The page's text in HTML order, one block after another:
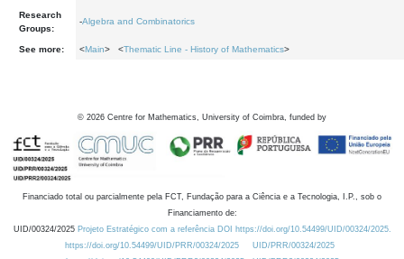
Research
Groups:
-Algebra and Combinatorics
See more: <Main> <Thematic Line - History of Mathematics>
© 2026 Centre for Mathematics, University of Coimbra, funded by
Financiado total ou parcialmente pela FCT, Fundação para a Ciência e a Tecnologia, I.P., sob o
Financiamento de:
UID/00324/2025 Projeto Estratégico com a referência DOI https://doi.org/10.54499/UID/00324/2025.
https://doi.org/10.54499/UID/PRR/00324/2025
UID/PRR/00324/2025